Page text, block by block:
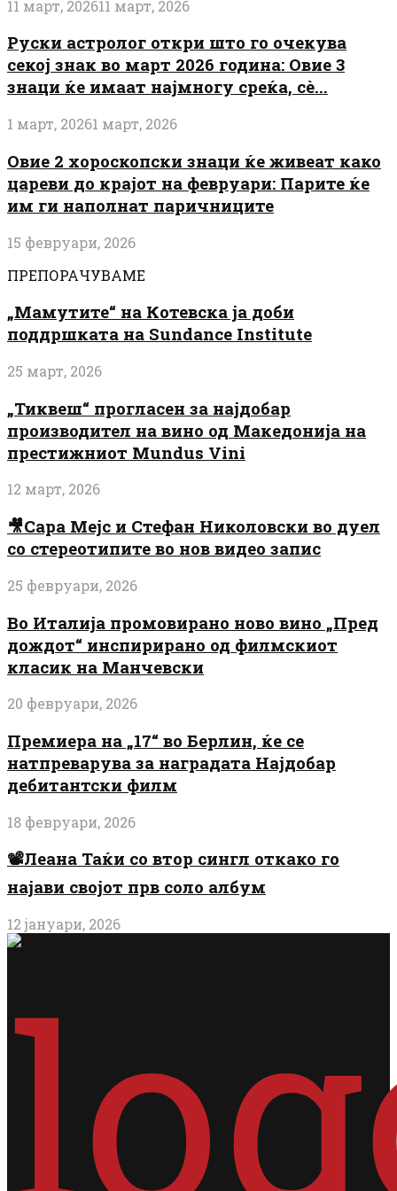
11 март, 202611 март, 2026
Руски астролог откри што го очекува
секој знак во март 2026 година: Овие 3
знаци ќе имаат најмногу среќа, сè...
1 март, 20261 март, 2026
Овие 2 хороскопски знаци ќе живеат како
цареви до крајот на февруари: Парите ќе
им ги наполнат паричниците
15 февруари, 2026
ПРЕПОРАЧУВАМЕ
„Мамутите“ на Котевска ја доби
поддршката на Sundance Institute
25 март, 2026
„Тиквеш“ прогласен за најдобар
производител на вино од Македонија на
престижниот Mundus Vini
12 март, 2026
🎥Сара Мејс и Стефан Николовски во дуел
со стереотипите во нов видео запис
25 февруари, 2026
Во Италија промовирано ново вино „Пред
дождот“ инспирирано од филмскиот
класик на Манчевски
20 февруари, 2026
Премиера на „17“ во Берлин, ќе се
натпреварува за наградата Најдобар
дебитантски филм
18 февруари, 2026
📽️Леана Таќи со втор сингл откако го
најави својот прв соло албум
12 јануари, 2026